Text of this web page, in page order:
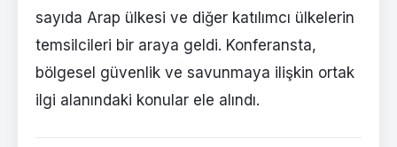
sayıda Arap ülkesi ve diğer katılımcı ülkelerin
temsilcileri bir araya geldi. Konferansta,
bölgesel güvenlik ve savunmaya ilişkin ortak
ilgi alanındaki konular ele alındı.